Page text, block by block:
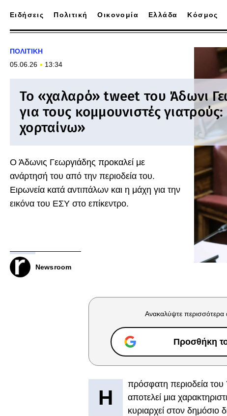
Ειδήσεις Πολιτική Οικονομία Ελλάδα Κόσμος
ΠΟΛΙΤΙΚΗ
05.06.26
13:34
Το «χαλαρό» tweet του Άδωνι
για τους κομμουνιστές
χορταίνω»
Ο Άδωνις Γεωργιάδης προκαλεί με
ανάρτησή του από την περιοδεία του.
Ειρωνεία κατά αντιπάλων και η μάχη για την
εικόνα του ΕΣΥ στο επίκεντρο.
Newsroom
Ανακαλύψτε
Προσθήκη
Η
πρόσφατη περιοδεία
αποτελεί μια
κυριαρχεί στον